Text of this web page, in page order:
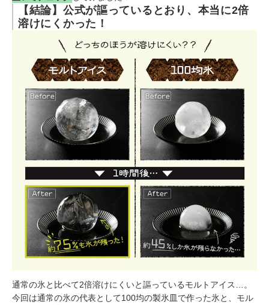
【結論】公式が謳っているとおり、本当に2倍
溶けにくかった！
通常の氷と比べて2倍溶けにくいと謳っているモルトアイス…。
今回は通常の氷の代表として100均の製氷皿で作った氷と、モル